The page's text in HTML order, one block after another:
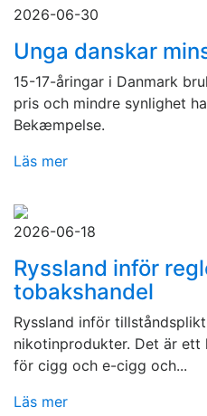
2026-06-30
Unga danskar
15-17-åringar i Danmark
pris och mindre synlighet
Bekæmpelse.
Läs mer
2026-06-18
Ryssland inför
tobakshandel
Ryssland inför
nikotinprodukter. Det är
för cigg och e-cigg och...
Läs mer